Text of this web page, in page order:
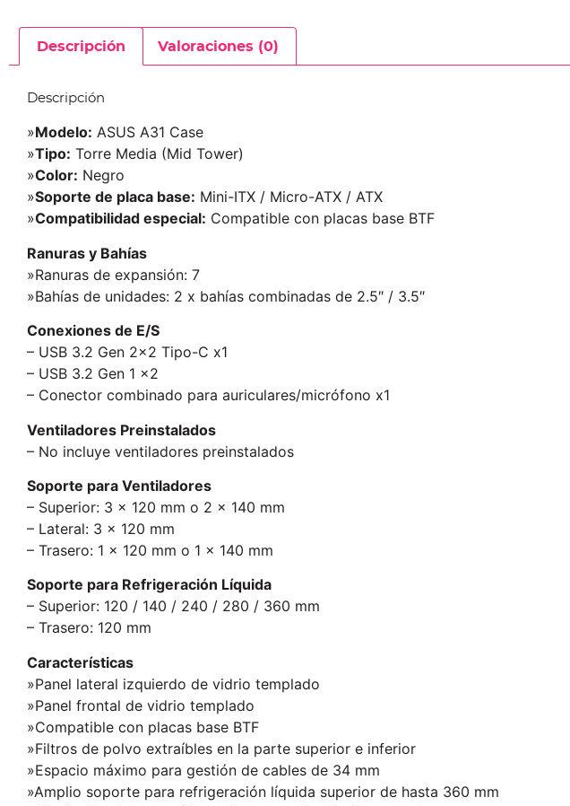
Descripción Valoraciones (0)
Descripción
»Modelo: ASUS A31 Case
»Tipo: Torre Media (Mid Tower)
»Color: Negro
»Soporte de placa base: Mini-ITX / Micro-ATX / ATX
»Compatibilidad especial: Compatible con placas base BTF
Ranuras y Bahías
»Ranuras de expansión: 7
»Bahías de unidades: 2 x bahías combinadas de 2.5″ / 3.5″
Conexiones de E/S
– USB 3.2 Gen 2×2 Tipo-C x1
– USB 3.2 Gen 1 x2
– Conector combinado para auriculares/micrófono x1
Ventiladores Preinstalados
– No incluye ventiladores preinstalados
Soporte para Ventiladores
– Superior: 3 x 120 mm o 2 x 140 mm
– Lateral: 3 x 120 mm
– Trasero: 1 x 120 mm o 1 x 140 mm
Soporte para Refrigeración Líquida
– Superior: 120 / 140 / 240 / 280 / 360 mm
– Trasero: 120 mm
Características
»Panel lateral izquierdo de vidrio templado
»Panel frontal de vidrio templado
»Compatible con placas base BTF
»Filtros de polvo extraíbles en la parte superior e inferior
»Espacio máximo para gestión de cables de 34 mm
»Amplio soporte para refrigeración líquida superior de hasta 360 mm